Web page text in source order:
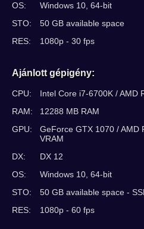
OS:
Windows 10, 64-bit
STO:
50 GB available space
RES:
1080p - 30 fps
Ajánlott gépigény:
CPU:
Intel Core i7-6700K / AMD
RAM:
12288 MB RAM
GPU:
GeForce GTX 1070 / AMD
VRAM
DX:
DX 12
OS:
Windows 10, 64-bit
STO:
50 GB available space -
RES:
1080p - 60 fps